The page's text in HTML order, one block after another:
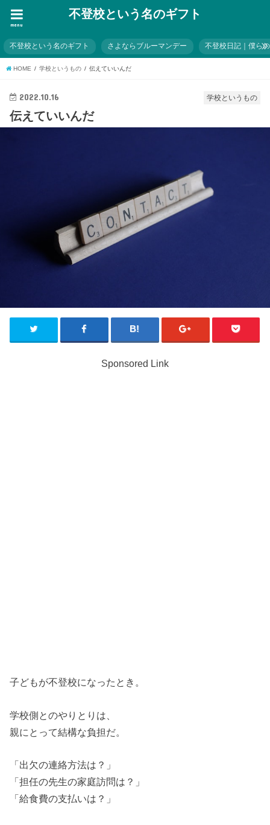
不登校という名のギフト
menu
不登校という名のギフト さよならブルーマンデー 不登校日記｜僕ら
HOME 学校というもの 伝えていいんだ
学校というもの
2022.10.16
伝えていいんだ
Sponsored Link
子どもが不登校になったとき。
学校側とのやりとりは、
親にとって結構な負担だ。
「出欠の連絡方法は？」
「担任の先生の家庭訪問は？」
「給食費の支払いは？」